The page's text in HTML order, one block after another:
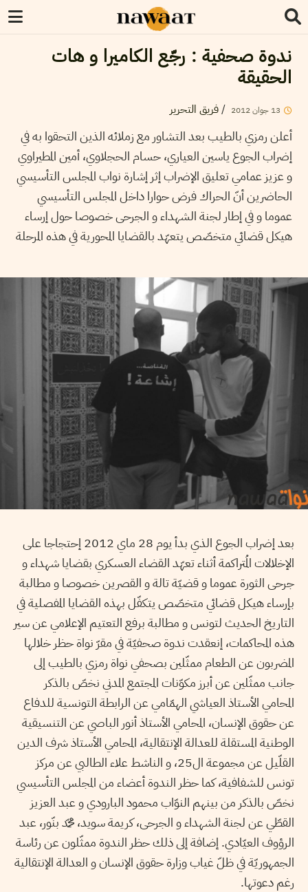
ندوة صحفية : رجّع الكاميرا و هات
الحقيقة
13 جوان2012
/فريق التحرير
أعلن رمزي بالطيب بعد التشاور مع زملائه الذين التحقوا به في
إضراب الجوع ياسين العياري، حسام الحجلاوي، أمين المطيراوي
و عزيز عمامي تعليق الإضراب إثر إشارة نواب المجلس التأسيسي
الحاضرين أنّ الحراك فرض حوارا داخل المجلس التأسيسي
عموما و في إطار لجنة الشهداء و الجرحى خصوصا حول إرساء
هيكل قضائي متخصّص يتعهّد بالقضايا المحورية في هذه المرحلة
بعد إضراب الجوع الذي بدأ يوم 28 ماي 2012 إحتجاجا على
الإخلالات المُتراكمة أثناء تعهّد القضاء العسكري بقضايا شهداء و
جرحى الثورة عموما و قضيّة تالة و القصرين خصوصا و مطالبة
بإرساء هيكل قضائي متخصّص يتكفّل بهذه القضايا المفصلية في
التاريخ الحديث لتونس و مطالبة برفع التعتيم الإعلامي عن سير
هذه المحاكمات، إنعقدت ندوة صحفيّة في مقرّ نواة حظر خلالها
المضربون عن الطعام ممثّلين بصحفي نواة رمزي بالطيب إلى
جانب ممثّلين عن أبرز مكوّنات المجتمع المدني نخصّ بالذكر
المحامي الأستاذ العياشي الهمّامي عن الرابطة التونسية للدفاع
عن حقوق الإنسان، المحامي الأستاذ أنور الباصي عن التنسيقية
الوطنية المستقلة للعدالة الإنتقالية، المحامي الأستاذ شرف الدين
القلّيل عن مجموعة ال25، و الناشط علاء الطالبي عن مركز
تونس للشفافية، كما حظر الندوة أعضاء من المجلس التأسيسي
نخصّ بالذكر من بينهم النوّاب محمود البارودي و عبد العزيز
القطّي عن لجنة الشهداء و الجرحى، كريمة سويد، محمّد بنّور، عبد
الرؤوف العيّادي. إضافة إلى ذلك حظر الندوة ممثّلون عن رئاسة
الجمهوريّة في ظلّ غياب وزارة حقوق الإنسان و العدالة الإنتقالية
رغم دعوتها.